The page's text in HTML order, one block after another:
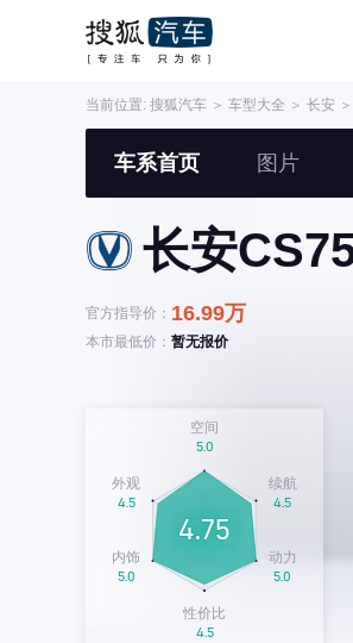
当前位置: 搜狐汽车 ＞ 车型大全 ＞ 长安 ＞
车系首页 图片
长安
官方指导价： 16.99万
本市最低价： 暂无报价